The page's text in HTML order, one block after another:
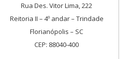
Rua Des. Vitor Lima, 222
Reitoria II – 4º andar – Trindade
Florianópolis – SC
CEP: 88040-400